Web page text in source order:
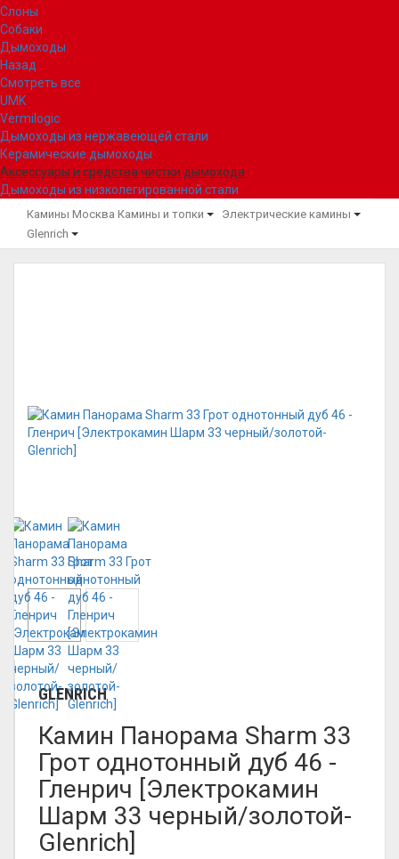
Слоны
Собаки
Дымоходы
Назад
Смотреть все
UMK
Vermilogic
Дымоходы из нержавеющей стали
Керамические дымоходы
Аксессуары и средства чистки дымохода
Дымоходы из низколегированной стали
Камины Москва Камины и топки
Электрические камины
Glenrich
GLENRICH
Камин Панорама Sharm 33
Грот однотонный дуб 46 -
Гленрич [Электрокамин
Шарм 33 черный/золотой-
Glenrich]